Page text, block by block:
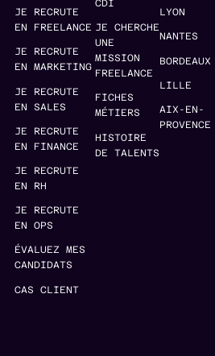
JE RECRUTE
EN FREELANCE
JE RECRUTE
EN MARKETING
JE RECRUTE
EN SALES
JE RECRUTE
EN FINANCE
JE RECRUTE
EN RH
JE RECRUTE
EN OPS
ÉVALUEZ MES
CANDIDATS
CAS CLIENT
CDI
JE CHERCHE
UNE
MISSION
FREELANCE
FICHES
MÉTIERS
HISTOIRE
DE TALENTS
LYON
NANTES
BORDEAUX
LILLE
AIX-EN-
PROVENCE